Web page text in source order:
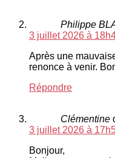
Philippe
3 juillet 2026 à
Après une
renonce à venir.
Répondre
Clémentine
3 juillet 2026 à
Bonjour,